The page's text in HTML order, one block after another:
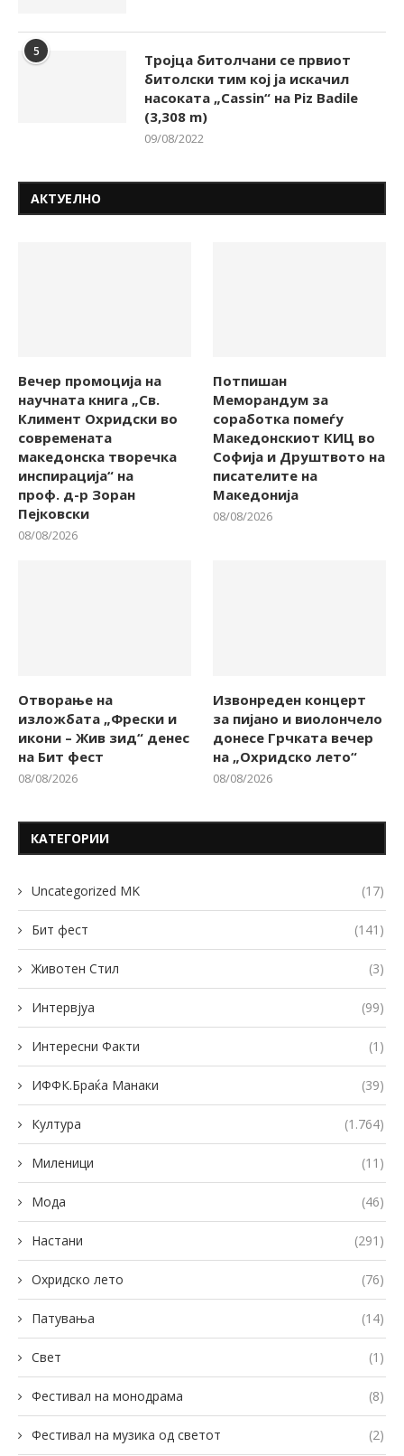
5
Тројца битолчани се првиот
битолски тим кој ја искачил
насоката „Cassin“ на Piz Badile
(3,308 m)
09/08/2022
АКТУЕЛНО
Вечер промоција на
научната книга „Св.
Климент Охридски во
современата
македонска творечка
инспирација“ на
проф. д-р Зоран
Пејковски
08/08/2026
Потпишан
Меморандум за
соработка помеѓу
Македонскиот КИЦ во
Софија и Друштвото на
писателите на
Македонија
08/08/2026
Отворање на
изложбата „Фрески и
икони – Жив зид“ денес
на Бит фест
08/08/2026
Извонреден концерт
за пијано и виолончело
донесе Грчката вечер
на „Охридско лето“
08/08/2026
КАТЕГОРИИ
Uncategorized MK (17)
Бит фест (141)
Животен Стил (3)
Интервјуа (99)
Интересни Факти (1)
ИФФК.Браќа Манаки (39)
Култура (1.764)
Миленици (11)
Мода (46)
Настани (291)
Охридско лето (76)
Патувања (14)
Свет (1)
Фестивал на монодрама (8)
Фестивал на музика од светот (2)